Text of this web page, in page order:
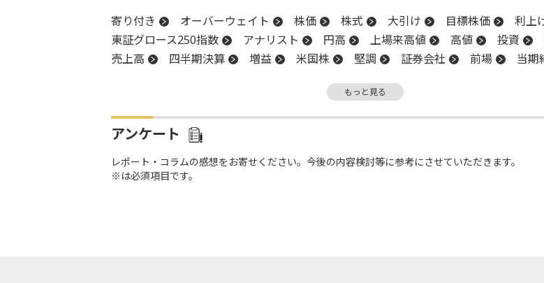
寄り付き オーバーウェイト 株価 株式 大引け 目標株価
利上
東証グロース250指数
アナリスト 円高 上場来高値 高値 投資
売上高
四半期決算 増益 米国株 堅調 証券会社 前場
当期
続伸 続落
もっと見る
アンケート
レポート・コラムの感想をお寄せください。今後の内容検討等に参考にさせていただきます。
※は必須項目です。